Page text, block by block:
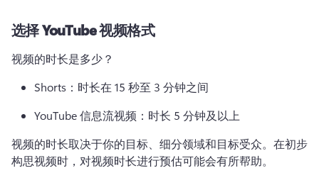
选择 YouTube 视频格式
视频的时长是多少？
Shorts：时长在 15 秒至 3 分钟之间
YouTube 信息流视频：时长 5 分钟及以上
视频的时长取决于你的目标、细分领域和目标受众。 在初步
构思视频时，对视频时长进行预估可能会有所帮助。